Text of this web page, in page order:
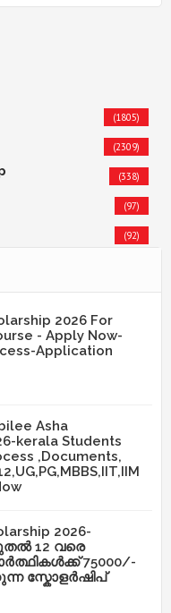
(1805)
(2309)
(338)
(97)
(92)
2026 For
- Apply Now-
Application
Asha
kerala Students
,Documents,
2026-
12 വരെ
75000/-
സ്കോളർഷിപ്